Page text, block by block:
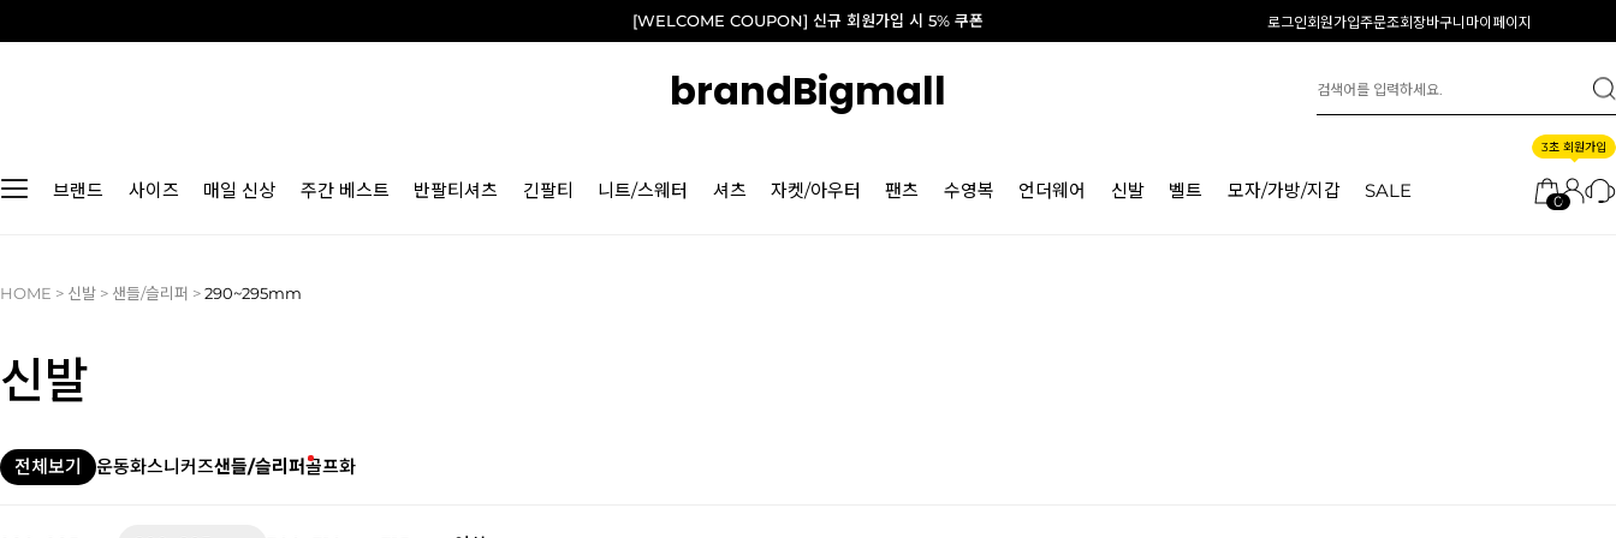
[WELCOME COUPON] 신규 회원가입 시 5% 쿠폰 로그인회원가입주문조회장바구니 마이페이지
brandBigmall
브랜드 사이즈 매일 신상 주간 베스트 반팔티셔츠 긴팔티 니트/스웨터 셔츠 자켓/아우터 팬츠 수영복 언더웨어 신발 벨트 모자/가방/지갑 SALE 0
3초 회원가입
HOME > 신발 > 샌들/슬리퍼 >290~295mm
신발
전체보기 운동화스니커즈샌들/슬리퍼골프화